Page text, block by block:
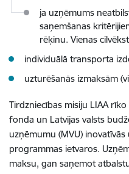
ja uzņēmums
saņemšanas
rēķinu. Vienas
individuālā transporta
uzturēšanās izmaksām
Tirdzniecības misiju LIAA
fonda un Latvijas valsts
uzņēmumu (MVU)
programmas ietvaros.
maksu, gan saņemot